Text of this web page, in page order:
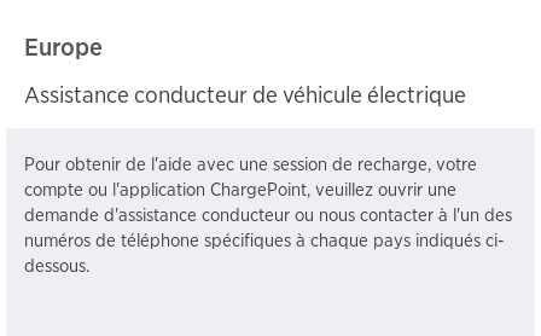
Europe
Assistance conducteur de véhicule électrique
Pour obtenir de l'aide avec une session de recharge, votre
compte ou l'application ChargePoint, veuillez ouvrir une
demande d'assistance conducteur ou nous contacter à l'un des
numéros de téléphone spécifiques à chaque pays indiqués ci-
dessous.